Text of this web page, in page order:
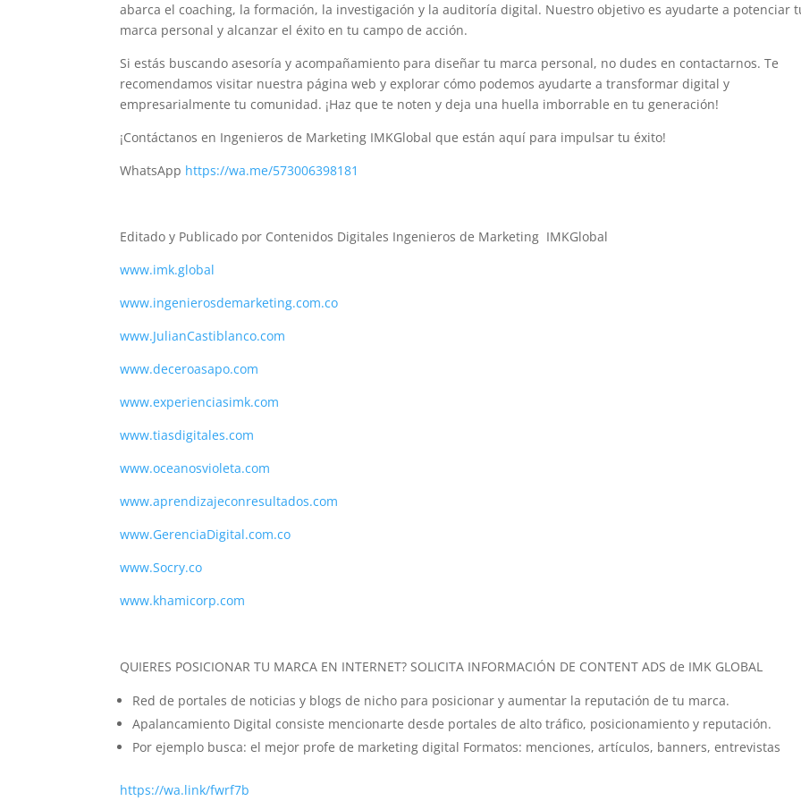
abarca el coaching, la formación, la investigación y la auditoría digital. Nuestro objetivo es ayudarte a potenciar
marca personal y alcanzar el éxito en tu campo de acción.
Si estás buscando asesoría y acompañamiento para diseñar tu marca personal, no dudes en contactarnos. Te
recomendamos visitar nuestra página web y explorar cómo podemos ayudarte a transformar digital y
empresarialmente tu comunidad. ¡Haz que te noten y deja una huella imborrable en tu generación!
¡Contáctanos en Ingenieros de Marketing IMKGlobal que están aquí para impulsar tu éxito!
WhatsApp https://wa.me/573006398181
Editado y Publicado por Contenidos Digitales Ingenieros de Marketing IMKGlobal
www.imk.global
www.ingenierosdemarketing.com.co
www.JulianCastiblanco.com
www.deceroasapo.com
www.experienciasimk.com
www.tiasdigitales.com
www.oceanosvioleta.com
www.aprendizajeconresultados.com
www.GerenciaDigital.com.co
www.Socry.co
www.khamicorp.com
QUIERES POSICIONAR TU MARCA EN INTERNET? SOLICITA INFORMACIÓN DE CONTENT ADS de IMK GLOBAL
Red de portales de noticias y blogs de nicho para posicionar y aumentar la reputación de tu marca.
Apalancamiento Digital consiste mencionarte desde portales de alto tráfico, posicionamiento y reputación.
Por ejemplo busca: el mejor profe de marketing digital Formatos: menciones, artículos, banners, entrevistas
https://wa.link/fwrf7b